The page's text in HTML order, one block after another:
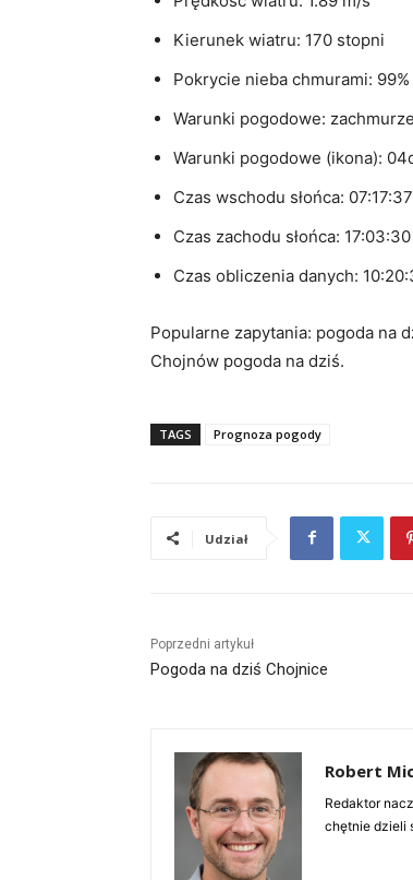
Kierunek wiatru: 170 stopni
Pokrycie nieba chmurami: 99%
Warunki pogodowe:
Warunki pogodowe (ikona):
Czas wschodu słońca: 07:17:37
Czas zachodu słońca: 17:03:30
Czas obliczenia danych:
Popularne zapytania: pogoda na
Chojnów pogoda na dziś.
TAGS Prognoza pogody
Udział
Poprzedni artykuł
Pogoda na dziś Chojnice
Robert
Redaktor
chętnie dzieli